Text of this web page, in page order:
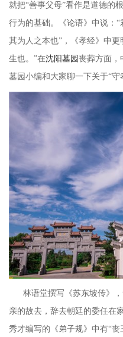
就把“善事父母”看作是道德的
行为的基础。
《论语》中说： “
其为人之本也”，《孝经》中
生也。”在沈阳墓园 丧葬方面，
墓园小编和大家聊一下关于“守
林语堂撰写《苏东坡传》，
亲的故去，辞去朝廷的委任在
秀才编写的《弟子规》中有“